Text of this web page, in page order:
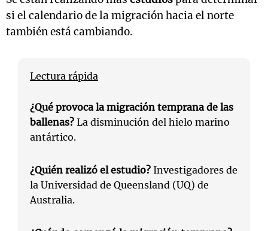
si el calendario de la migración hacia el norte
también está cambiando.
Lectura rápida
¿Qué provoca la migración temprana de las
ballenas? La disminución del hielo marino
antártico.
¿Quién realizó el estudio? Investigadores de
la Universidad de Queensland (UQ) de
Australia.